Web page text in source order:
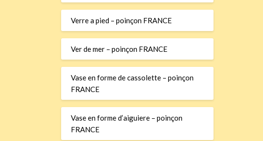
Verre a pied – poinçon FRANCE
Ver de mer – poinçon FRANCE
Vase en forme de cassolette – poinçon
FRANCE
Vase en forme d’aiguiere – poinçon
FRANCE